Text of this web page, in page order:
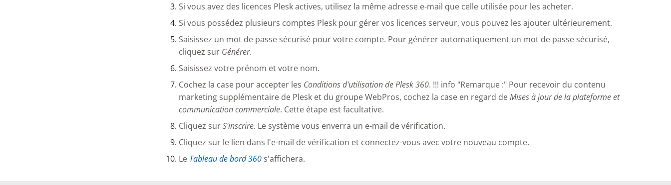
Si vous avez des licences Plesk actives, utilisez la même adresse e-mail que celle utilisée pour les acheter.
Si vous possédez plusieurs comptes Plesk pour gérer vos licences serveur, vous pouvez les ajouter ultérieurement.
Saisissez un mot de passe sécurisé pour votre compte. Pour générer automatiquement un mot de passe sécurisé,
cliquez sur Générer.
Saisissez votre prénom et votre nom.
Cochez la case pour accepter les Conditions d'utilisation de Plesk 360. !!! info "Remarque :" Pour recevoir du contenu
marketing supplémentaire de Plesk et du groupe WebPros, cochez la case en regard deMises à jour de la plateforme et
communication commerciale. Cette étape est facultative.
Cliquez surS'inscrire. Le système vous enverra un e-mail de vérification.
Cliquez sur le lien dans l'e-mail de vérification et connectez-vous avec votre nouveau compte.
Le Tableau de bord 360 s'affichera.